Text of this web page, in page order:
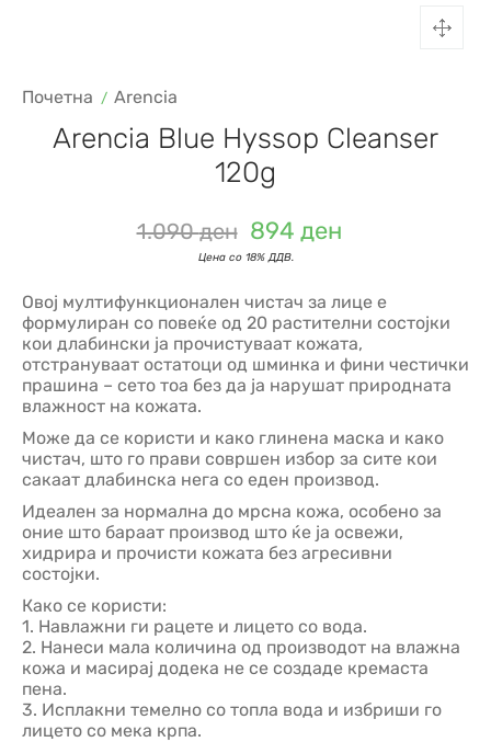
Почетна Arencia
Arencia Blue Hyssop Cleanser
120g
1.090ден 894 ден
Овој мултифункционален чистач за лице е
формулиран со повеќе од 20 растителни состојки
кои длабински ја прочистуваат кожата,
отстрануваат остатоци од шминка и фини честички
прашина – сето тоа без да ја нарушат природната
влажност на кожата.
Може да се користи и како глинена маска и како
чистач, што го прави совршен избор за сите кои
сакаат длабинска нега со еден производ.
Идеален за нормална до мрсна кожа, особено за
оние што бараат производ што ќе ја освежи,
хидрира и прочисти кожата без агресивни
состојки.
Како се користи:
1. Навлажни ги рацете и лицето со вода.
2. Нанеси мала количина од производот на влажна
кожа и масирај додека не се создаде кремаста
пена.
3. Исплакни темелно со топла вода и избриши го
лицето со мека крпа.